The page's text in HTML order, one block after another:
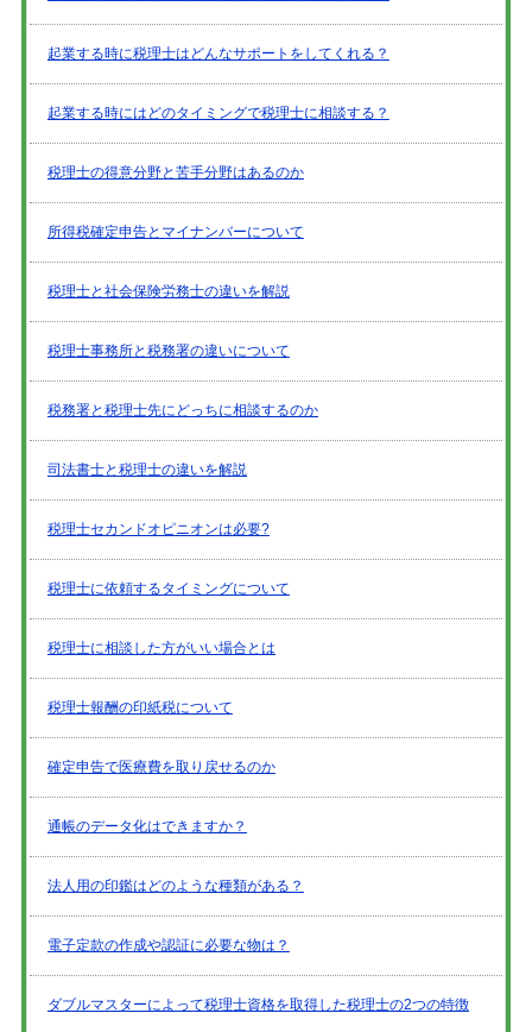
起業する時に税理士はどんなサポートをしてくれる？
起業する時にはどのタイミングで税理士に相談する？
税理士の得意分野と苦手分野はあるのか
所得税確定申告とマイナンバーについて
税理士と社会保険労務士の違いを解説
税理士事務所と税務署の違いについて
税務署と税理士先にどっちに相談するのか
司法書士と税理士の違いを解説
税理士セカンドオピニオンは必要?
税理士に依頼するタイミングについて
税理士に相談した方がいい場合とは
税理士報酬の印紙税について
確定申告で医療費を取り戻せるのか
通帳のデータ化はできますか？
法人用の印鑑はどのような種類がある？
電子定款の作成や認証に必要な物は？
ダブルマスターによって税理士資格を取得した税理士の2つの特徴